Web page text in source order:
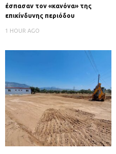
έσπασαν τον «κανόνα» της
επικίνδυνης περιόδου
1 HOUR AGO